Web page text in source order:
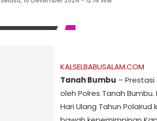
KALSELBABUSALAM.COM
Tanah Bumbu –
oleh Polres Tanah
Hari Ulang Tahun Polairud